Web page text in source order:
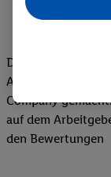
Die Bewertungen
Azubis und
Company
auf dem
den Bewertungen
Werbung
werden für
Diensten zur
Erfolg von
Die Erstellung